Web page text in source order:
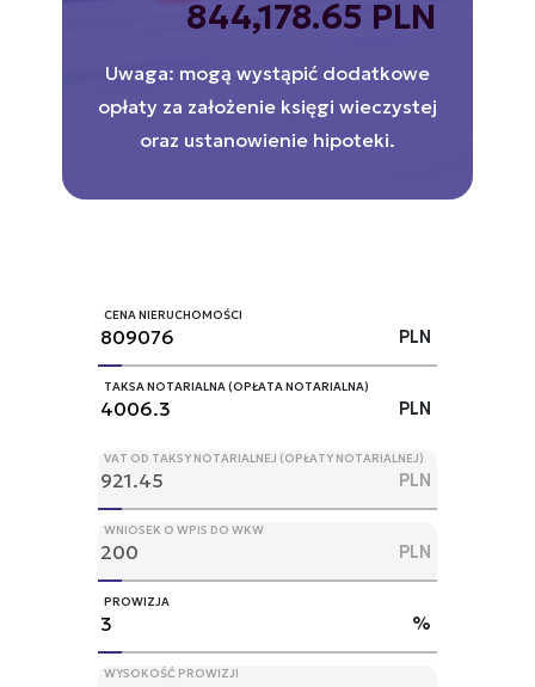
844,178.65 PLN
Uwaga: mogą wystąpić dodatkowe
opłaty za założenie księgi wieczystej
oraz ustanowienie hipoteki.
CENA NIERUCHOMOŚCI
PLN
TAKSA NOTARIALNA (OPŁATA NOTARIALNA)
PLN
VAT OD TAKSY NOTARIALNEJ (OPŁATY NOTARIALNEJ)
PLN
WNIOSEK O WPIS DO WKW
PLN
PROWIZJA
%
WYSOKOŚĆ PROWIZJI